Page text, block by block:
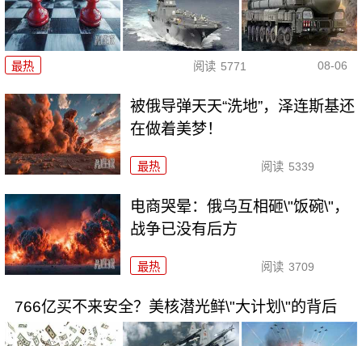
最热 阅读 5771 08-06
被俄导弹天天“洗地”，泽连斯基还
在做着美梦！
最热 阅读 5339
电商哭晕：俄乌互相砸\"饭碗\"，
战争已没有后方
最热 阅读 3709
766亿买不来安全？美核潜光鲜\"大计划\"的背后